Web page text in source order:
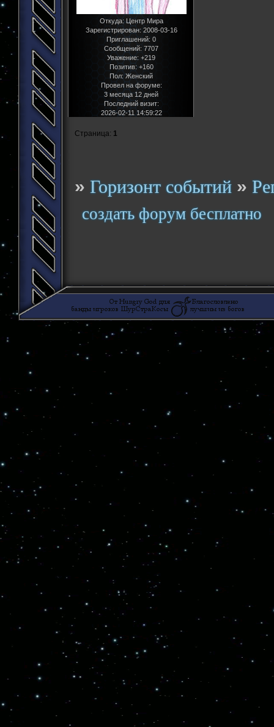
Откуда:Центр Мира
Зарегистрирован: 2008-03-16
Приглашений: 0
Сообщений: 7707
Уважение: +219
Позитив: +160
Пол:Женский
Провел на форуме:
3 месяца 12 дней
Последний визит:
2026-02-11 14:59:22
Страница: 1
»Горизонт событий »
создать форум бесплатно